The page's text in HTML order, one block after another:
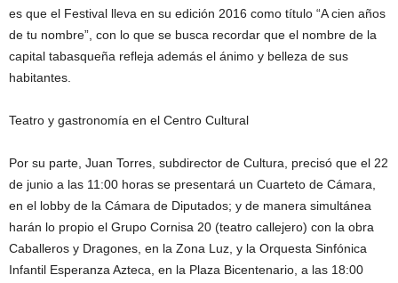
es que el Festival lleva en su edición 2016 como título “A cien años
de tu nombre”, con lo que se busca recordar que el nombre de la
capital tabasqueña refleja además el ánimo y belleza de sus
habitantes.
Teatro y gastronomía en el Centro Cultural
Por su parte, Juan Torres, subdirector de Cultura, precisó que el 22
de junio a las 11:00 horas se presentará un Cuarteto de Cámara,
en el lobby de la Cámara de Diputados; y de manera simultánea
harán lo propio el Grupo Cornisa 20 (teatro callejero) con la obra
Caballeros y Dragones, en la Zona Luz, y la Orquesta Sinfónica
Infantil Esperanza Azteca, en la Plaza Bicentenario, a las 18:00